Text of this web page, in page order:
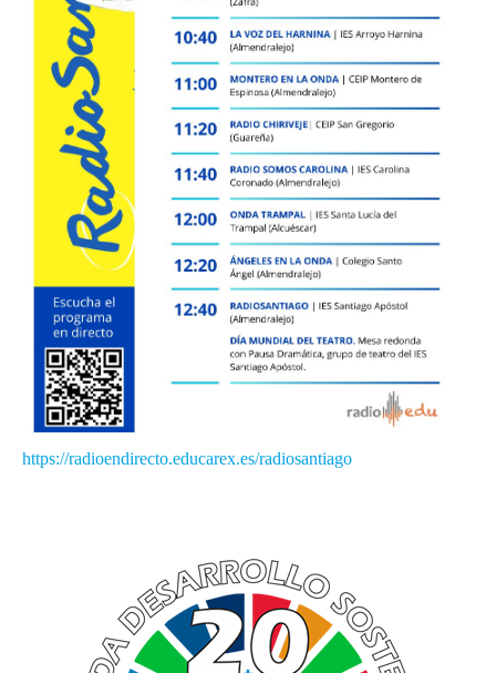
Uniforme
Himno
Conócenos
DEP. ORIENTACIÓN
Orientación Educativa
Enseñanza - Aprendizaje
Acción Tutorial
Atención a la diversidad
Orientación Académica y Profesional
PASTORAL
Perfil del alumno
Lema curso 24/25
https://radioendirecto.educarex.es/radiosantiago